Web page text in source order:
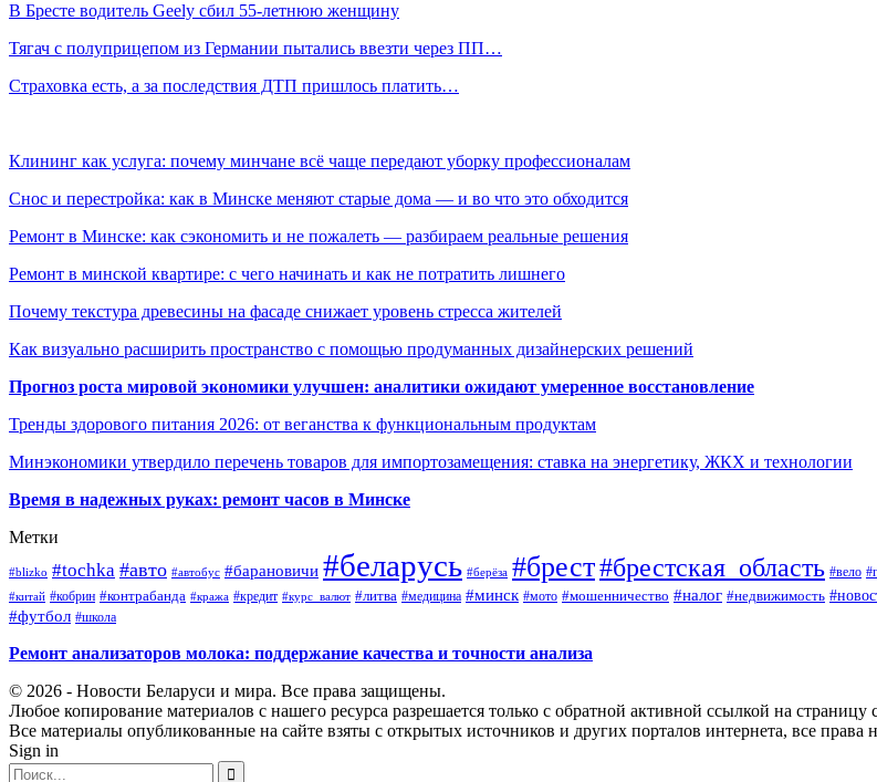
В Бресте водитель Geely сбил 55-летнюю женщину
Тягач с полуприцепом из Германии пытались ввезти через ПП…
Страховка есть, а за последствия ДТП пришлось платить…
Клининг как услуга: почему минчане всё чаще передают уборку профессионалам
Снос и перестройка: как в Минске меняют старые дома — и во что это обходится
Ремонт в Минске: как сэкономить и не пожалеть — разбираем реальные решения
Ремонт в минской квартире: с чего начинать и как не потратить лишнего
Почему текстура древесины на фасаде снижает уровень стресса жителей
Как визуально расширить пространство с помощью продуманных дизайнерских решений
Прогноз роста мировой экономики улучшен: аналитики ожидают умеренное восстановление
Тренды здорового питания 2026: от веганства к функциональным продуктам
Минэкономики утвердило перечень товаров для импортозамещения: ставка на энергетику, ЖКХ и технологии
Время в надежных руках: ремонт часов в Минске
Метки
#blizko #tochka #авто #автобус #барановичи #беларусь #берёза #брест#брестская_область #вело
#китай #кобрин #контрабанда #кража #кредит #курс_валют #литва #медицина #минск #мото #мошенничество #налог #недвижимость
#футбол #школа
Ремонт анализаторов молока: поддержание качества и точности анализа
© 2026 - Новости Беларуси и мира. Все права защищены.
Любое копирование материалов с нашего ресурса разрешается только с обратной активной ссылкой на страницу
Все материалы опубликованные на сайте взяты с открытых источников и других порталов интернета, все права
Sign in